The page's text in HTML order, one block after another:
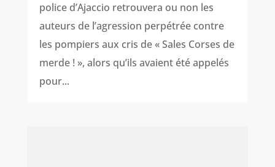
police d’Ajaccio retrouvera ou non les
auteurs de l’agression perpétrée contre
les pompiers aux cris de « Sales Corses de
merde ! », alors qu’ils avaient été appelés
pour...